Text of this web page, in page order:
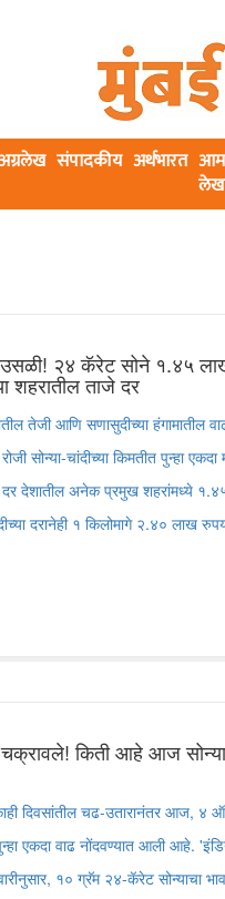
संपादकीय अर्थभारत
उसळी! २४ कॅरेट सोने १.४५
शहरातील ताजे दर
तेजी आणि सणासुदीच्या हंगामातील
सोन्या-चांदीच्या किमतीत पुन्हा एकदा
देशातील अनेक प्रमुख शहरांमध्ये
दरानेही १ किलोमागे २.४० लाख
चक्रावले! किती आहे आज
दिवसांतील चढ-उतारानंतर आज, ४
पुन्हा एकदा वाढ नोंदवण्यात आली आहे.
१० ग्रॅम २४-कॅरेट सोन्याचा